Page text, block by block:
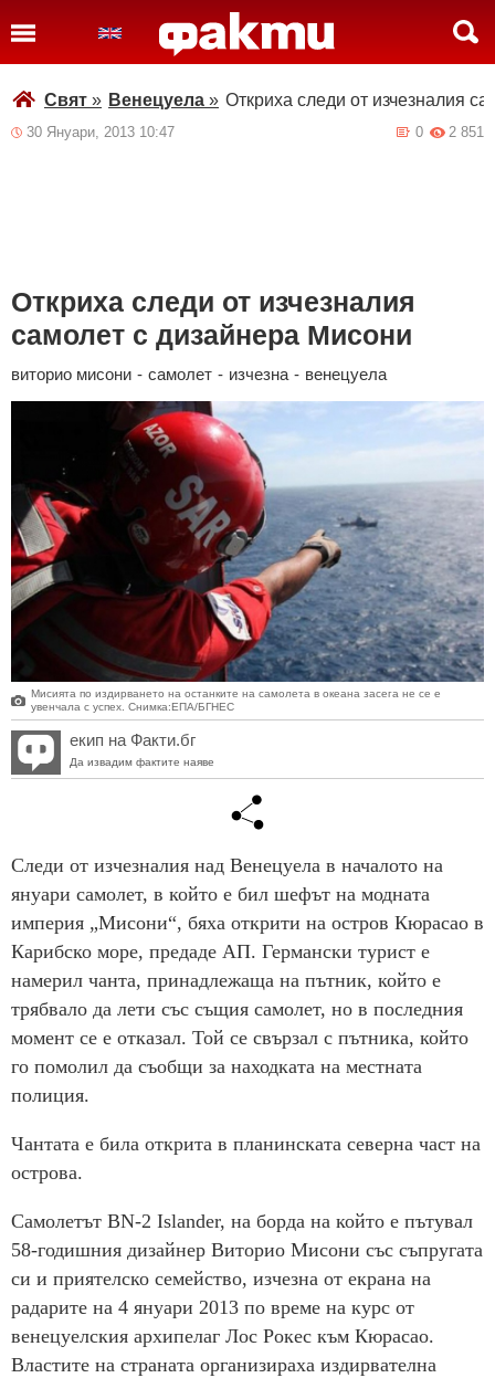
Свят » Венецуела » Откриха следи от изчезналия
30 Януари, 2013 10:47 2 851
0
Откриха следи от изчезналия
самолет с дизайнера Мисони
виторио мисони - самолет - изчезна - венецуела
Мисията по издирването на останките на самолета в океана засега не се е
увенчала с успех. Снимка:ЕПА/БГНЕС
екип на Факти.бг
Да извадим фактите наяве
Следи от изчезналия над Венецуела в началото на
януари самолет, в който е бил шефът на модната
империя „Мисони“, бяха открити на остров Кюрасао в
Карибско море, предаде АП. Германски турист е
намерил чанта, принадлежаща на пътник, който е
трябвало да лети със същия самолет, но в последния
момент се е отказал. Той се свързал с пътника, който
го помолил да съобщи за находката на местната
полиция.
Чантата е била открита в планинската северна част на
острова.
Самолетът BN-2 Islander, на борда на който е пътувал
58-годишния дизайнер Виторио Мисони със съпругата
си и приятелско семейство, изчезна от екрана на
радарите на 4 януари 2013 по време на курс от
венецуелския архипелаг Лос Рокес към Кюрасао.
Властите на страната организираха издирвателна